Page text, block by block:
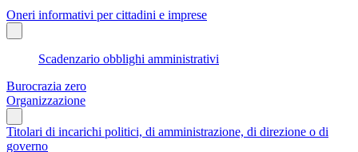
Oneri informativi per cittadini e imprese
Scadenzario obblighi amministrativi
Burocrazia zero
Organizzazione
Titolari di incarichi politici, di amministrazione, di direzione o di
governo